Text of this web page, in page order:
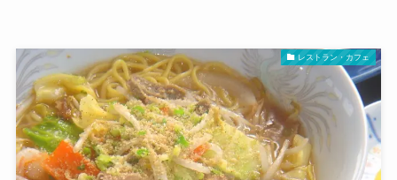
レストラン・カフェ